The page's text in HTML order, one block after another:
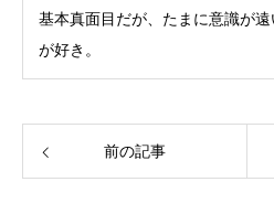
基本真面目だが、たまに意識が
が好き。
前の記事